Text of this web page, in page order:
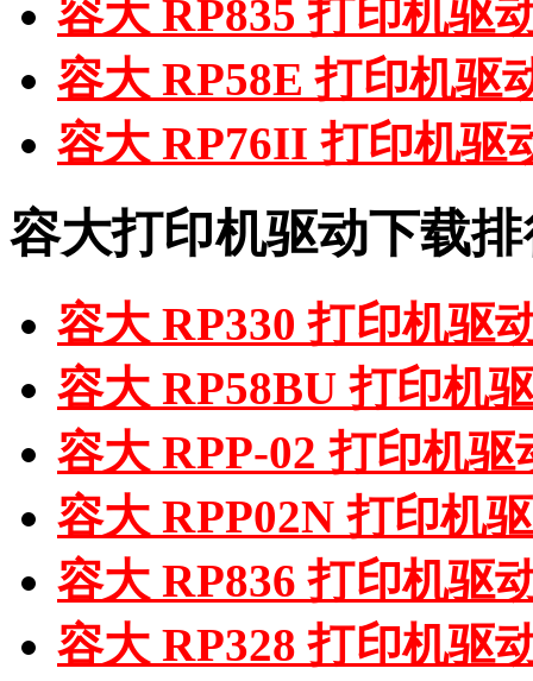
容大 RP835 打印机驱
容大 RP58E 打印机驱
容大 RP76II 打印机驱
容大打印机驱动下载
容大 RP330 打印机驱
容大 RP58BU 打印机
容大 RPP-02 打印机驱
容大 RPP02N 打印机
容大 RP836 打印机驱
容大 RP328 打印机驱